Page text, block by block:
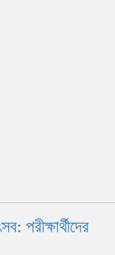
পরীক্ষার্থীদের